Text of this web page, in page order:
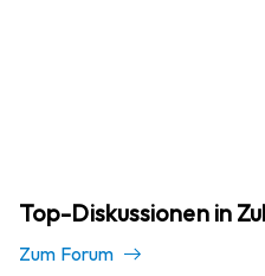
Top-Diskussionen in
Zum Forum